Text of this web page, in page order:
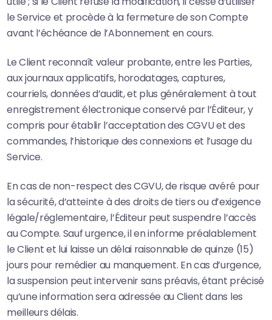
le Service et procède à la fermeture de son Compte
avant l’échéance de l’Abonnement en cours.
Le Client reconnaît valeur probante, entre les Parties,
aux journaux applicatifs, horodatages, captures,
courriels, données d’audit, et plus généralement à tout
enregistrement électronique conservé par l’Éditeur, y
compris pour établir l’acceptation des CGVU et des
commandes, l’historique des connexions et l’usage du
Service.
En cas de non-respect des CGVU, de risque avéré pour
la sécurité, d’atteinte à des droits de tiers ou d’exigence
légale/réglementaire, l’Éditeur peut suspendre l’accès
au Compte. Sauf urgence, il en informe préalablement
le Client et lui laisse un délai raisonnable de quinze (15)
jours pour remédier au manquement. En cas d’urgence,
la suspension peut intervenir sans préavis, étant précisé
qu’une information sera adressée au Client dans les
meilleurs délais.